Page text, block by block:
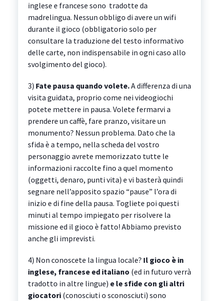
inglese e francese sono tradotte da
madrelingua. Nessun obbligo di avere un wifi
durante il gioco (obbligatorio solo per
consultare la traduzione del testo informativo
delle carte, non indispensabile in ogni caso allo
svolgimento del gioco).
3) Fate pausa quando volete.A differenza di una
visita guidata, proprio come nei videogiochi
potete mettere in pausa. Volete fermarvi a
prendere un caffè, fare pranzo, visitare un
monumento? Nessun problema. Dato che la
sfida è a tempo, nella scheda del vostro
personaggio avrete memorizzato tutte le
informazioni raccolte fino a quel momento
(oggetti, denaro, punti vita) e vi basterà quindi
segnare nell’apposito spazio “pause” l’ora di
inizio e di fine della pausa. Togliete poi questi
minuti al tempo impiegato per risolvere la
missione ed il gioco è fatto! Abbiamo previsto
anche gli imprevisti.
4) Non conoscete la lingua locale? Il gioco è in
inglese, francese ed italiano (ed in futuro verrà
tradotto in altre lingue) e le sfide con gli altri
giocatori(conosciuti o sconosciuti) sono